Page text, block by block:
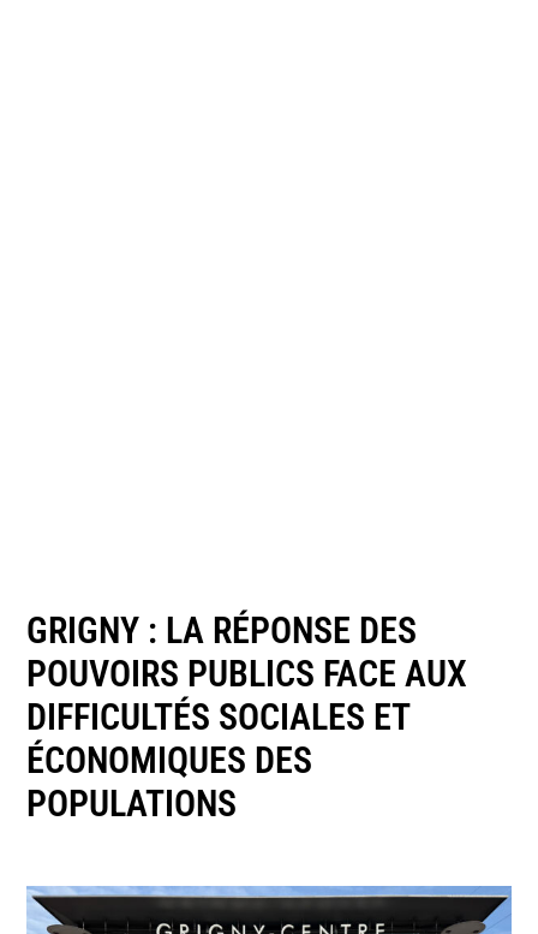
GRIGNY : LA RÉPONSE DES
POUVOIRS PUBLICS FACE AUX
DIFFICULTÉS SOCIALES ET
ÉCONOMIQUES DES
POPULATIONS